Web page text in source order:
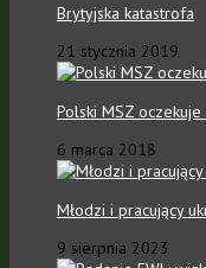
Brytyjska katastrofa
21 stycznia 2019
Polski MSZ
6 marca 2018
Młodzi i pracujący
9 sierpnia 2023